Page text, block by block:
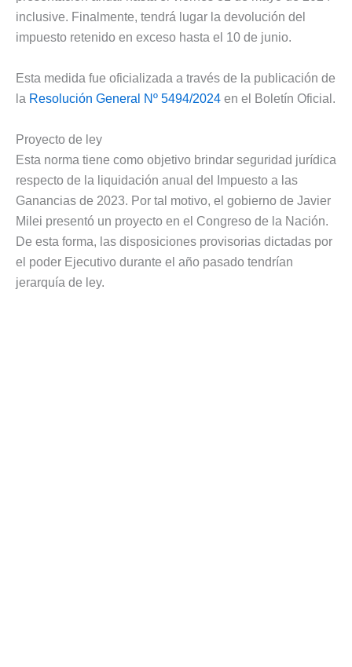
inclusive. Finalmente, tendrá lugar la devolución del
impuesto retenido en exceso hasta el 10 de junio.
Esta medida fue oficializada a través de la publicación de
la Resolución General Nº 5494/2024 en el Boletín Oficial.
Proyecto de ley
Esta norma tiene como objetivo brindar seguridad jurídica
respecto de la liquidación anual del Impuesto a las
Ganancias de 2023. Por tal motivo, el gobierno de Javier
Milei presentó un proyecto en el Congreso de la Nación.
De esta forma, las disposiciones provisorias dictadas por
el poder Ejecutivo durante el año pasado tendrían
jerarquía de ley.